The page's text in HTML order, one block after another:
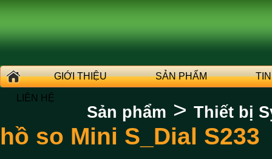
GIỚI THIỆU SẢN PHẨM
LIÊN HỆ
Sản phẩm > Thiết bị
hồ so Mini S_Dial S233